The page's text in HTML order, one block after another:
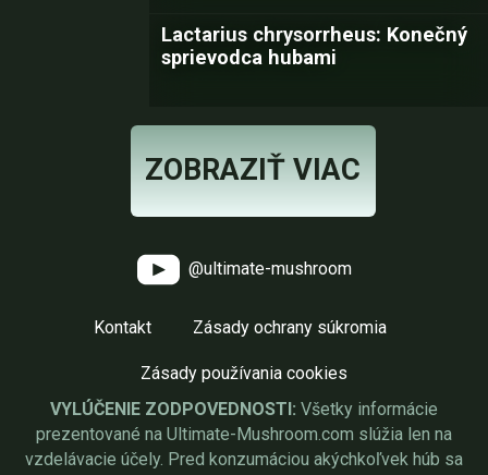
Lactarius chrysorrheus: Konečný
sprievodca hubami
ZOBRAZIŤ VIAC
@ultimate-mushroom
Kontakt Zásady ochrany súkromia
Zásady používania cookies
VYLÚČENIE ZODPOVEDNOSTI: Všetky informácie
prezentované na Ultimate-Mushroom.com slúžia len na
vzdelávacie účely. Pred konzumáciou akýchkoľvek húb sa